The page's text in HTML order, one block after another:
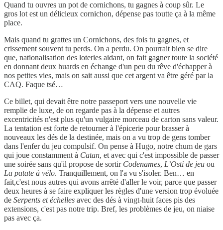
Quand tu ouvres un pot de cornichons, tu gagnes à coup sûr. Le
gros lot est un délicieux cornichon, dépense pas toutte ça à la même
place.
Mais quand tu grattes un Cornichons, des fois tu gagnes, et
crissement souvent tu perds. On a perdu. On pourrait bien se dire
que, nationalisation des loteries aidant, on fait gagner toute la société
en donnant deux huards en échange d'un peu du rêve d'échapper à
nos petites vies, mais on sait aussi que cet argent va être géré par la
CAQ. Faque tsé…
Ce billet, qui devait être notre passeport vers une nouvelle vie
remplie de luxe, de on regarde pas à la dépense et autres
excentricités n'est plus qu'un vulgaire morceau de carton sans valeur.
La tentation est forte de retourner à l'épicerie pour brasser à
nouveaux les dés de la destinée, mais on a vu trop de gens tomber
dans l'enfer du jeu compulsif. On pense à Hugo, notre chum de gars
qui joue constamment à Catan, et avec qui c'est impossible de passer
une soirée sans qu'il propose de sortir Codenames, L’Osti de jeu ou
La patate à vélo. Tranquillement, on l'a vu s'isoler. Ben… en
fait,c'est nous autres qui avons arrêté d'aller le voir, parce que passer
deux heures à se faire expliquer les règles d'une version trop évoluée
de Serpents et échelles avec des dés à vingt-huit faces pis des
extensions, c'est pas notre trip. Bref, les problèmes de jeu, on niaise
pas avec ça.